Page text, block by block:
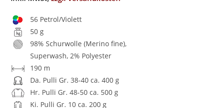
56 Petrol/Violett
50 g
98% Schurwolle (Merino fine),
Superwash, 2% Polyester
190 m
Da. Pulli Gr. 38-40 ca. 400 g
Hr. Pulli Gr. 48-50 ca. 500 g
Ki. Pulli Gr. 10 ca. 200 g